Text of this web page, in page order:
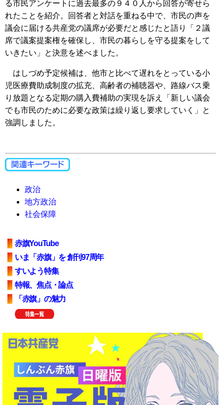
る市民アンケートに過去最多の９４０人から回答が寄せら
れたことを紹介。回答者と対話を重ねる中で、市民の声を
議会に届ける共産党の議席が必要だと感じたと語り「２議
席で議案提案権を確保し、市民の暮らしを守る提案をして
いきたい」と決意を述べました。
はしづめ予定候補は、他市と比べて遅れをとっている小
児医療費助成制度の拡充、高齢者の補聴器や、路線バス乗
り放題となる定期の購入費補助の実現を訴え「新しい議会
でも市民のために必要な政策は繰り返し要求していく」と
強調しました。
政治
地方政治
社会保障
赤旗YouTube
いま「赤旗」を 創刊97周年
すいよう特集
特報、焦点・論点
「赤旗」の魅力